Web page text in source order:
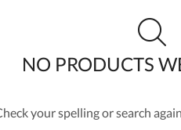
NO PRODUCTS
your spelling or search